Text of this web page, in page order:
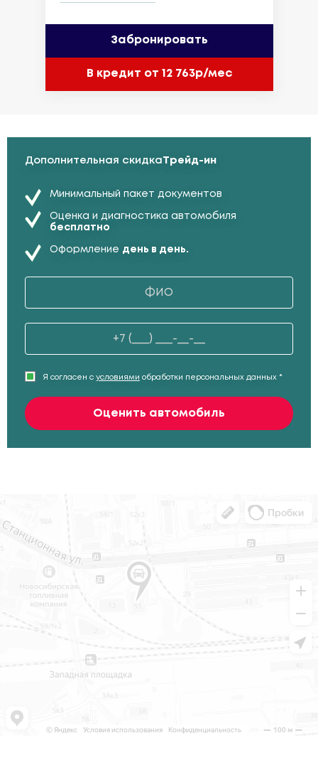
Забронировать
В кредит от 12 763р/мес
Дополнительная скидкаТрейд-ин
Минимальный пакет документов
Оценка и диагностика автомобиля
бесплатно
Оформление день в день.
Я согласен с условиями обработки персональных данных *
Оценить автомобиль